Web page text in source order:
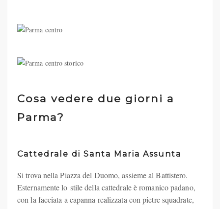
Cosa vedere due giorni a
Parma?
Cattedrale di Santa Maria Assunta
Si trova nella Piazza del Duomo, assieme al Battistero.
Esternamente lo stile della cattedrale è romanico padano,
con la facciata a capanna realizzata con pietre squadrate,